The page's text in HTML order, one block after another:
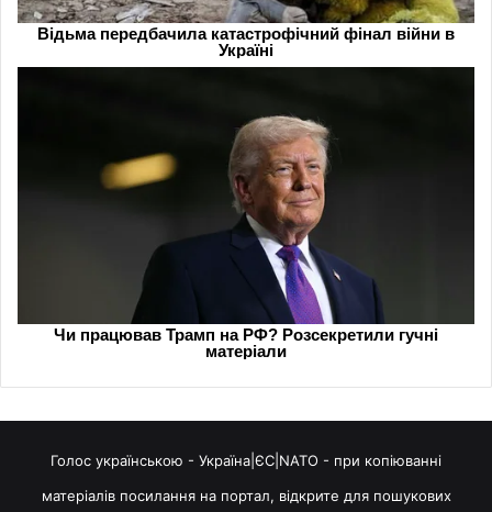
Голос українською - Україна|ЄС|NATO - при копіюванні
матеріалів посилання на портал, відкрите для пошукових